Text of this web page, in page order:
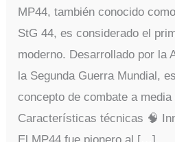
MP44, también conocido
StG 44, es considerado el
moderno. Desarrollado por la
la Segunda Guerra Mundial,
concepto de combate a media
Características técnicas 🧠